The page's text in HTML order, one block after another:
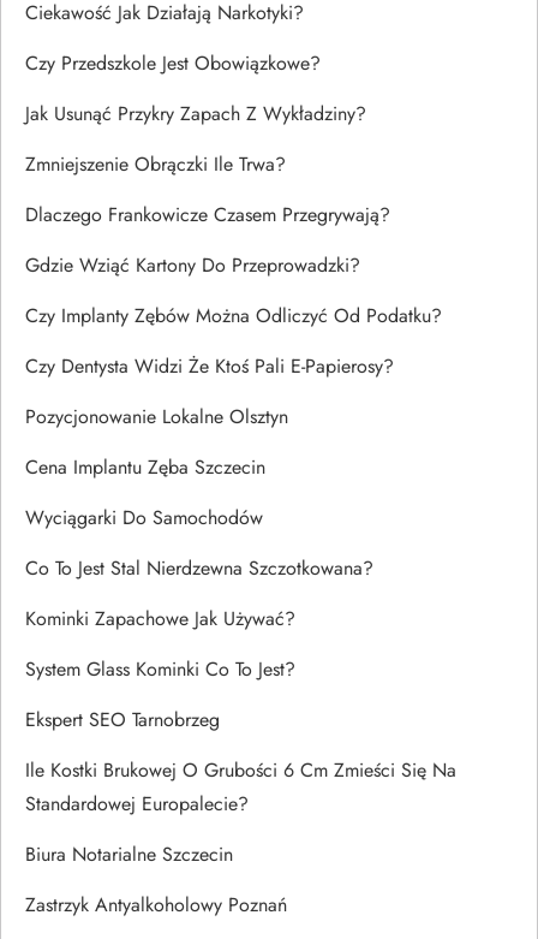
Ciekawość Jak Działają Narkotyki?
Czy Przedszkole Jest Obowiązkowe?
Jak Usunąć Przykry Zapach Z Wykładziny?
Zmniejszenie Obrączki Ile Trwa?
Dlaczego Frankowicze Czasem Przegrywają?
Gdzie Wziąć Kartony Do Przeprowadzki?
Czy Implanty Zębów Można Odliczyć Od Podatku?
Czy Dentysta Widzi Że Ktoś Pali E-Papierosy?
Pozycjonowanie Lokalne Olsztyn
Cena Implantu Zęba Szczecin
Wyciągarki Do Samochodów
Co To Jest Stal Nierdzewna Szczotkowana?
Kominki Zapachowe Jak Używać?
System Glass Kominki Co To Jest?
Ekspert SEO Tarnobrzeg
Ile Kostki Brukowej O Grubości 6 Cm Zmieści Się Na
Standardowej Europalecie?
Biura Notarialne Szczecin
Zastrzyk Antyalkoholowy Poznań